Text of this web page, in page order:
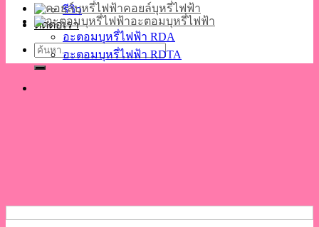
รีวิว
ติดต่อเรา
ค้นหา:
คอยล์บุหรี่ไฟฟ้า
อะตอมบุหรี่ไฟฟ้า
อะตอมบุหรี่ไฟฟ้า RDA
อะตอมบุหรี่ไฟฟ้า RDTA